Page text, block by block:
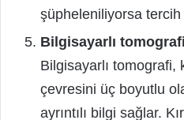
şüpheleniliyorsa tercih
Bilgisayarlı tomografi
Bilgisayarlı
çevresini üç boyutlu
ayrıntılı bilgi sağlar.